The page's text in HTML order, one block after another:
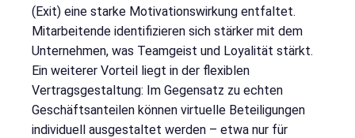
(Exit) eine starke Motivationswirkung entfaltet.
Mitarbeitende identifizieren sich stärker mit dem
Unternehmen, was Teamgeist und Loyalität stärkt.
Ein weiterer Vorteil liegt in der flexiblen
Vertragsgestaltung: Im Gegensatz zu echten
Geschäftsanteilen können virtuelle Beteiligungen
individuell ausgestaltet werden – etwa nur für